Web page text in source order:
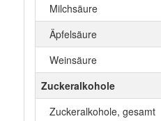
Milchsäure
Äpfelsäure
Weinsäure
Zuckeralkohole
Zuckeralkohole, gesamt